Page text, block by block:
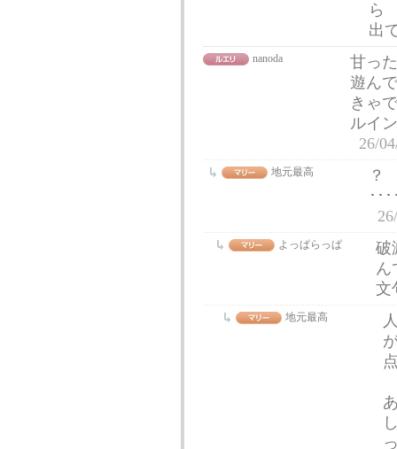
ら
出
nanoda
甘っ
遊ん
きゃ
ルイ
26/
地元最高
？
･･
よっぱらっぱ
破
ん
文
地元最高